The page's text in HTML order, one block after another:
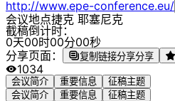
http://www.epe-conference.eu/
会议地点捷克 耶塞尼克
截稿倒计时：
0天00时00分00秒
分享页面：
复制链接分享分享
1034
会议简介 重要信息
征稿主题
会议简介
重要信息 征稿主题